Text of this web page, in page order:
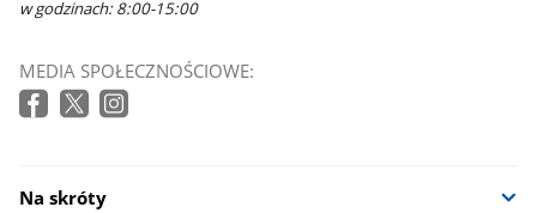
w godzinach: 8:00-15:00
MEDIA SPOŁECZNOŚCIOWE:
Na skróty